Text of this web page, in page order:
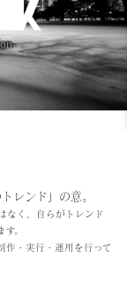
レンド」の意。
なく、自らがトレンド
。
作・実行・運用を行って